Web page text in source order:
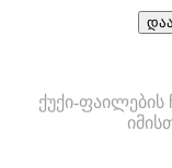
ქუქი-ფაილების